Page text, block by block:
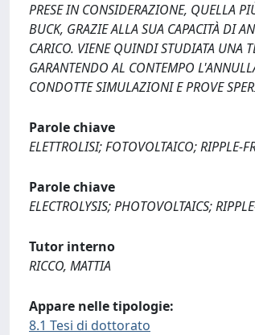
PRESE IN CONSIDERAZIONE, QUELLA
BUCK, GRAZIE ALLA SUA CAPACITÀ DI
CARICO. VIENE QUINDI STUDIATA UNA
GARANTENDO AL CONTEMPO
CONDOTTE SIMULAZIONI E PROVE
Parole chiave
ELETTROLISI; FOTOVOLTAICO; RIPPLE-
Parole chiave
ELECTROLYSIS; PHOTOVOLTAICS;
Tutor interno
RICCO, MATTIA
Appare nelle tipologie:
8.1 Tesi di dottorato